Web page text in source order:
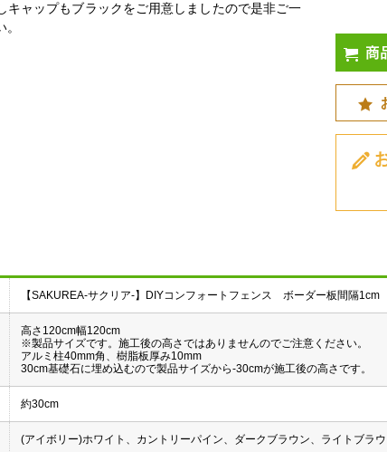
キャップもブラックをご用意しましたので是非ご一
商
【SAKUREA-サクリア-】DIYコンフォートフェンス ボーダー板間隔
高さ120cm幅120cm
※製品サイズです。施工後の高さではありませんのでご注意ください。
アルミ柱40mm角、樹脂板厚み10mm
30cm基礎石に埋め込むので製品サイズから-30cmが施工後の高さです。
約30cm
(アイボリー)ホワイト、カントリーパイン、ダークブラウン、ライトブラ